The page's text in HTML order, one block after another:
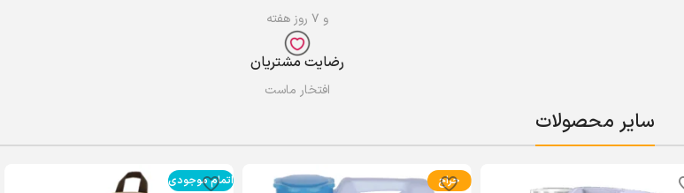
و ۷ روز هفته
رضایت مشتریان
افتخار ماست
سایر محصولات
حراج اتمام موجودی